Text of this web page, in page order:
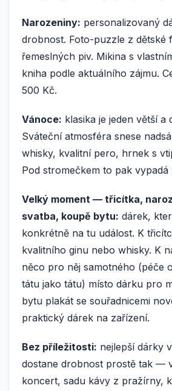
Narozeniny: personalizovaný
drobnost. Foto-puzzle z dětské
řemeslných piv. Mikina s
kniha podle aktuálního zájmu.
500 Kč.
Vánoce: klasika je jeden větší a
Sváteční atmosféra snese
whisky, kvalitní pero, hrnek s
Pod stromečkem to pak vypadá
Velký moment — třicítka,
svatba, koupě bytu: dárek,
konkrétně na tu událost. K
kvalitního ginu nebo whisky. K
něco pro něj samotného (péče
tátu jako tátu) místo dárku pro
bytu plakát se souřadnicemi
praktický dárek na zařízení.
Bez příležitosti: nejlepší dárky
dostane drobnost prostě tak —
koncert, sadu kávy z pražírny,